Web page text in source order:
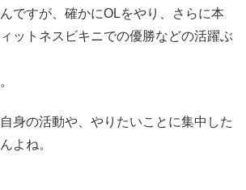
ですが、確かにOLをやり、さらに本
ットネスビキニでの優勝などの活躍ぶ
身の活動や、やりたいことに集中した
よね。